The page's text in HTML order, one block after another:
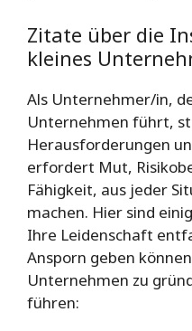
Zitate über die
kleines
Als Unternehmer/in,
Unternehmen führt,
Herausforderungen
erfordert Mut,
Fähigkeit, aus jeder
machen. Hier sind
Ihre Leidenschaft
Ansporn geben
Unternehmen zu
führen: